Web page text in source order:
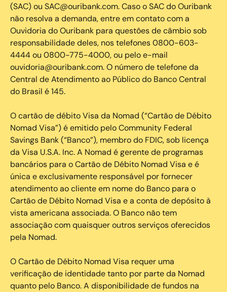
(SAC) ou SAC@ouribank.com. Caso o SAC do Ouribank
não resolva a demanda, entre em contato com a
Ouvidoria do Ouribank para questões de câmbio sob
responsabilidade deles, nos telefones 0800-603-
4444 ou 0800-775-4000, ou pelo e-mail
ouvidoria@ouribank.com. O número de telefone da
Central de Atendimento ao Público do Banco Central
do Brasil é 145.
O cartão de débito Visa da Nomad (“Cartão de Débito
Nomad Visa”) é emitido pelo Community Federal
Savings Bank (“Banco”), membro do FDIC, sob licença
da Visa U.S.A. Inc. A Nomad é gerente de programas
bancários para o Cartão de Débito Nomad Visa e é
única e exclusivamente responsável por fornecer
atendimento ao cliente em nome do Banco para o
Cartão de Débito Nomad Visa e a conta de depósito à
vista americana associada. O Banco não tem
associação com quaisquer outros serviços oferecidos
pela Nomad.
O Cartão de Débito Nomad Visa requer uma
verificação de identidade tanto por parte da Nomad
quanto pelo Banco. A disponibilidade de fundos na